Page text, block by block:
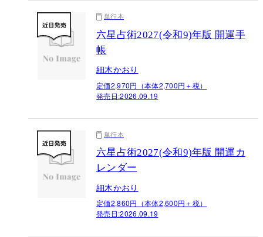
単行本
六星占術2027(令和9)年版 開運手
帳
細木かおり
定価2,970円（本体2,700円＋税）
発売日:2026.09.19
単行本
六星占術2027(令和9)年版 開運カ
レンダー
細木かおり
定価2,860円（本体2,600円＋税）
発売日:2026.09.19